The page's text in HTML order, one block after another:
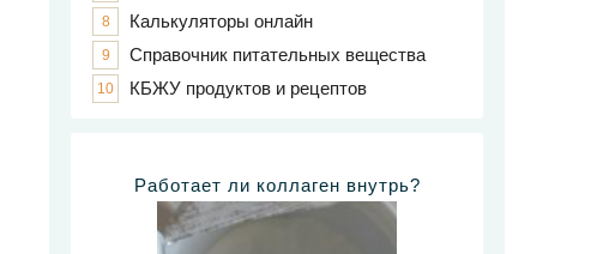
8 Калькуляторы онлайн
9 Справочник питательных вещества
10 КБЖУ продуктов и рецептов
Работает ли коллаген внутрь?